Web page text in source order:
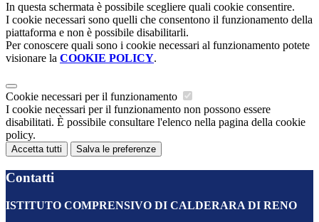
In questa schermata è possibile scegliere quali cookie consentire.
I cookie necessari sono quelli che consentono il funzionamento della
piattaforma e non è possibile disabilitarli.
Per conoscere quali sono i cookie necessari al funzionamento potete
visionare la COOKIE POLICY.
Cookie necessari per il funzionamento
I cookie necessari per il funzionamento non possono essere
disabilitati. È possibile consultare l'elenco nella pagina della cookie
policy.
Accetta tutti Salva le preferenze
Contatti
ISTITUTO COMPRENSIVO DI CALDERARA DI RENO